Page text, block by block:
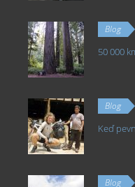
Blog
50 000
Blog
Keď
Blog